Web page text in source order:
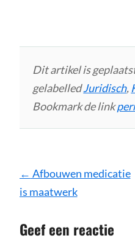
Dit artikel is
gelabelledJuridisch,
Bookmark de link
Bericht
navigatie
← Afbouwen medicatie
is maatwerk
Geef een reactie